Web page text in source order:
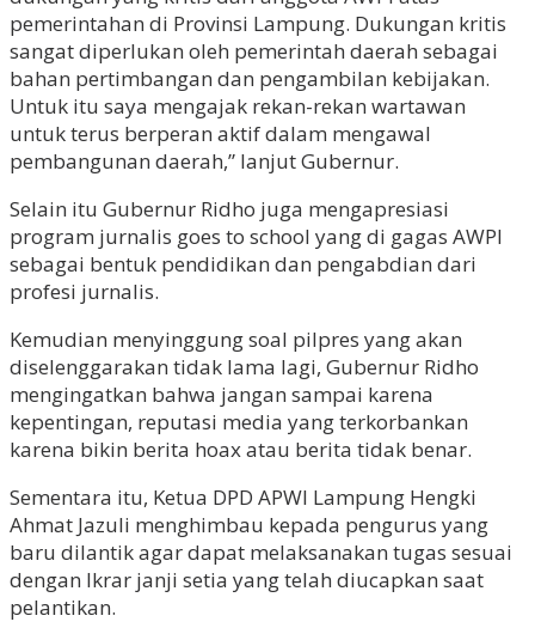
pemerintahan di Provinsi Lampung. Dukungan kritis
sangat diperlukan oleh pemerintah daerah sebagai
bahan pertimbangan dan pengambilan kebijakan.
Untuk itu saya mengajak rekan-rekan wartawan
untuk terus berperan aktif dalam mengawal
pembangunan daerah,” lanjut Gubernur.
Selain itu Gubernur Ridho juga mengapresiasi
program jurnalis goes to school yang di gagas AWPI
sebagai bentuk pendidikan dan pengabdian dari
profesi jurnalis.
Kemudian menyinggung soal pilpres yang akan
diselenggarakan tidak lama lagi, Gubernur Ridho
mengingatkan bahwa jangan sampai karena
kepentingan, reputasi media yang terkorbankan
karena bikin berita hoax atau berita tidak benar.
Sementara itu, Ketua DPD APWI Lampung Hengki
Ahmat Jazuli menghimbau kepada pengurus yang
baru dilantik agar dapat melaksanakan tugas sesuai
dengan Ikrar janji setia yang telah diucapkan saat
pelantikan.